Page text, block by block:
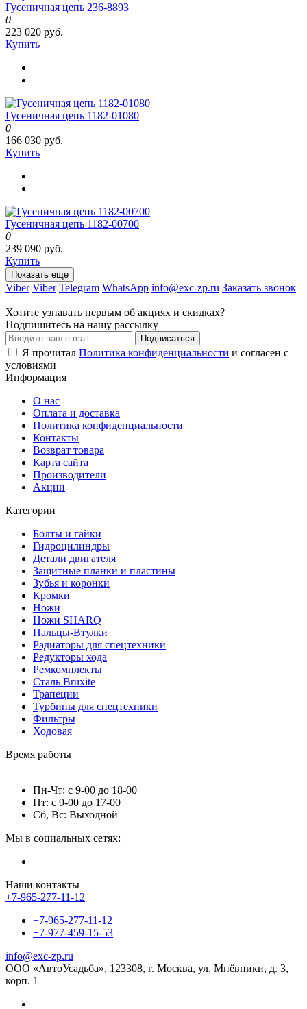
Гусеничная цепь 236-8893
0
223 020 руб.
Купить
Гусеничная цепь 1182-01080
0
166 030 руб.
Купить
Гусеничная цепь 1182-00700
0
239 090 руб.
Купить
Показать еще
Viber Viber Telegram WhatsApp info@exc-zp.ru Заказать звонок
Хотите узнавать первым об акциях и скидках?
Подпишитесь на нашу рассылку
Подписаться
Я прочитал Политика конфиденциальности и согласен с
условиями
Информация
О нас
Оплата и доставка
Политика конфиденциальности
Контакты
Возврат товара
Карта сайта
Производители
Акции
Категории
Болты и гайки
Гидроцилиндры
Детали двигателя
Защитные планки и пластины
Зубья и коронки
Кромки
Ножи
Ножи SHARQ
Пальцы-Втулки
Радиаторы для спецтехники
Редукторы хода
Ремкомплекты
Сталь Bruxite
Трапеции
Турбины для спецтехники
Фильтры
Ходовая
Время работы
Пн-Чт: с 9-00 до 18-00
Пт: с 9-00 до 17-00
Сб, Вс: Выходной
Мы в социальных сетях:
Наши контакты
+7-965-277-11-12
+7-965-277-11-12
+7-977-459-15-53
info@exc-zp.ru
ООО «АвтоУсадьба», 123308, г. Москва, ул. Мнёвники, д. 3,
корп. 1